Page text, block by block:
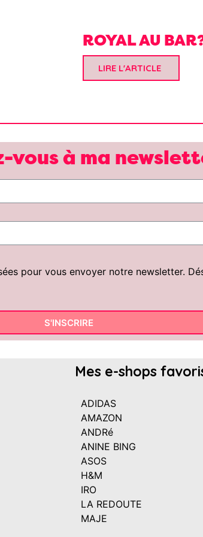
ROYAL AU
LIRE L'ARTICLE
vous à ma
pour vous envoyer notre newsletter.
S'INSCRIRE
Mes e-shops
ADIDAS
AMAZON
ANDRé
ANINE BING
ASOS
H&M
IRO
LA REDOUTE
MAJE